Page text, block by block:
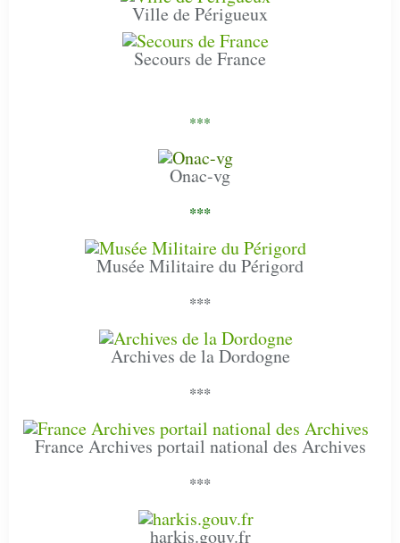
Ville de Périgueux
Secours de France
***
Onac-vg
***
Musée Militaire du Périgord
***
Archives de la Dordogne
***
France Archives portail national des Archives
***
harkis.gouv.fr